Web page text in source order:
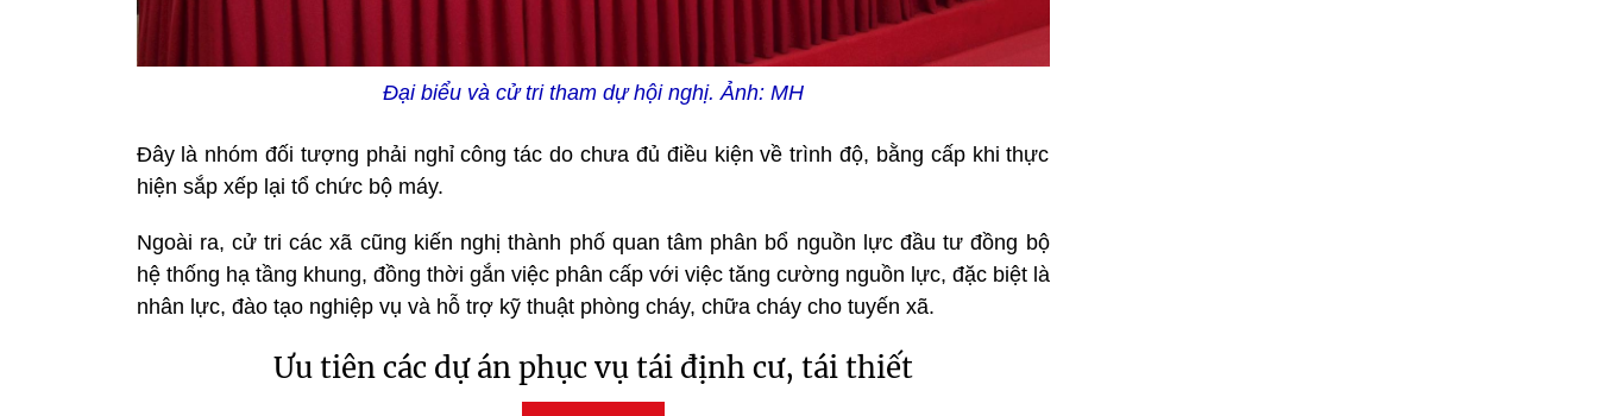
Đại biểu và cử tri tham dự hội nghị. Ảnh: MH
Đây là nhóm đối tượng phải nghỉ công tác do chưa đủ điều kiện về trình độ, bằng cấp khi thực
hiện sắp xếp lại tổ chức bộ máy.
Ngoài ra, cử tri các xã cũng kiến nghị thành phố quan tâm phân bổ nguồn lực đầu tư đồng bộ
hệ thống hạ tầng khung, đồng thời gắn việc phân cấp với việc tăng cường nguồn lực, đặc biệt là
nhân lực, đào tạo nghiệp vụ và hỗ trợ kỹ thuật phòng cháy, chữa cháy cho tuyến xã.
Ưu tiên các dự án phục vụ tái định cư, tái thiết